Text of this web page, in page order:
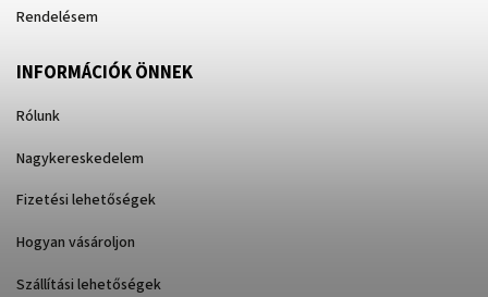
Rendelésem
INFORMÁCIÓK ÖNNEK
Rólunk
Nagykereskedelem
Fizetési lehetőségek
Hogyan vásároljon
Szállítási lehetőségek